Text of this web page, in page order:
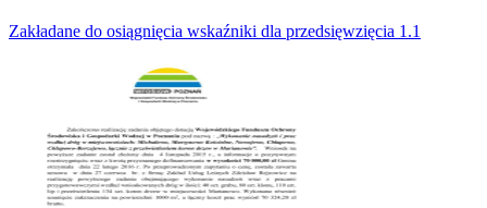
Zakładane do osiągnięcia wskaźniki dla przedsięwzięcia 1.1